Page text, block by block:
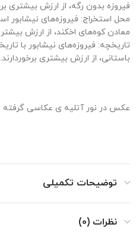
فیروزه بدون رگه، از ارزش بیشتری
محل استخراج: فیروزه‌های نیشابور
معادن کوه‌های اخکند، از ارزش
تاریخچه: فیروزه‌های نیشابور با
باستانی، از ارزش بیشتری برخوردارند.
عکس در نور آتلیه ی عکاسی
توضیحات تکمیلی
نظرات (0)